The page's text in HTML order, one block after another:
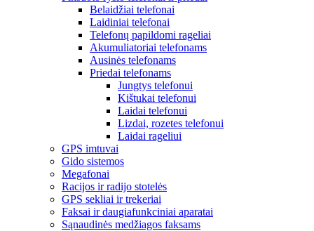
Belaidžiai telefonai
Laidiniai telefonai
Telefonų papildomi rageliai
Akumuliatoriai telefonams
Ausinės telefonams
Priedai telefonams
Jungtys telefonui
Kištukai telefonui
Laidai telefonui
Lizdai, rozetes telefonui
Laidai rageliui
GPS imtuvai
Gido sistemos
Megafonai
Racijos ir radijo stotelės
GPS sekliai ir trekeriai
Faksai ir daugiafunkciniai aparatai
Sąnaudinės medžiagos faksams